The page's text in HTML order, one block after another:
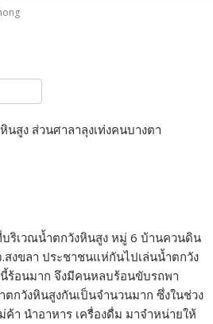
สูง ส่วนศาลาลุงเท่งคนบางตา
ริเวณน้ำตกวังหินสูง หมู่ 6 บ้านควนดิน
.สงขลา ประชาชนแห่กันไปเล่นน้ำตกวัง
ร้อนมาก จึงมีคนหลบร้อนขับรถพา
ตกวังหินสูงกันเป็นจำนวนมาก ซึ่งในช่วง
า นำอาหาร เครื่องดื่ม มาจำหน่ายให้